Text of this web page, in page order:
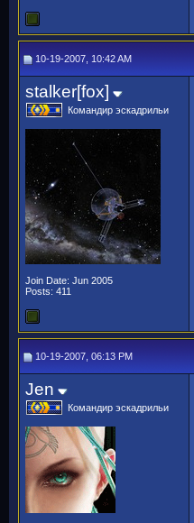
10-19-2007, 10:42 AM
stalker[fox]
Командир эскадрильи
Join Date: Jun 2005
Posts: 411
10-19-2007, 06:13 PM
Jen
Командир эскадрильи